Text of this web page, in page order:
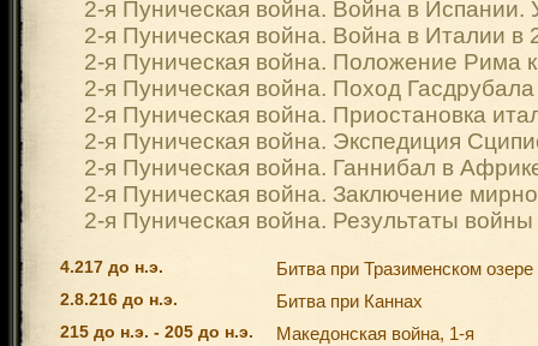
2-я Пуническая война. Война в Испании.
2-я Пуническая война. Война в Италии в
2-я Пуническая война. Положение Рима к
2-я Пуническая война. Поход
2-я Пуническая война. Приостановка
2-я Пуническая война. Экспедиция
2-я Пуническая война. Ганнибал в
2-я Пуническая война. Заключение
2-я Пуническая война. Результаты войны
4.217 до н.э. Битва при Тразименском озере
2.8.216 до н.э. Битва при Каннах
215 до н.э. - 205 до н.э. Македонская война, 1-я